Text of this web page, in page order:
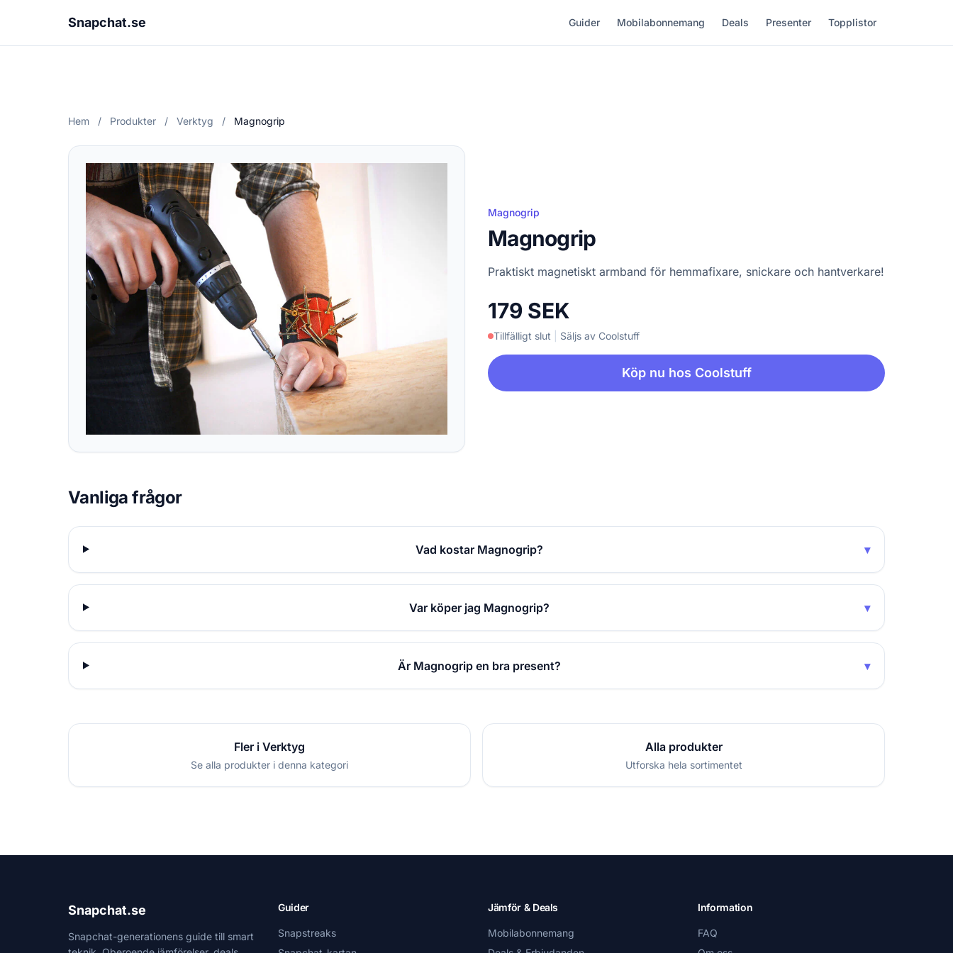
Snapchat.se Guider Mobilabonnemang Deals Presenter Topplistor
Hem / Produkter / Verktyg / Magnogrip
Magnogrip
Magnogrip
Praktiskt magnetiskt armband för hemmafixare, snickare och hantverkare!
179 SEK
Tillfälligt slut Säljs av Coolstuff
Köp nu hos Coolstuff
Vanliga frågor
Vad kostar Magnogrip? ▾
Var köper jag Magnogrip? ▾
Är Magnogrip en bra present? ▾
Fler i Verktyg
Se alla produkter i denna kategori
Alla produkter
Utforska hela sortimentet
Snapchat.se
Snapchat-generationens guide till smart
Guider
Snapstreaks
Jämför & Deals
Mobilabonnemang
Information
FAQ